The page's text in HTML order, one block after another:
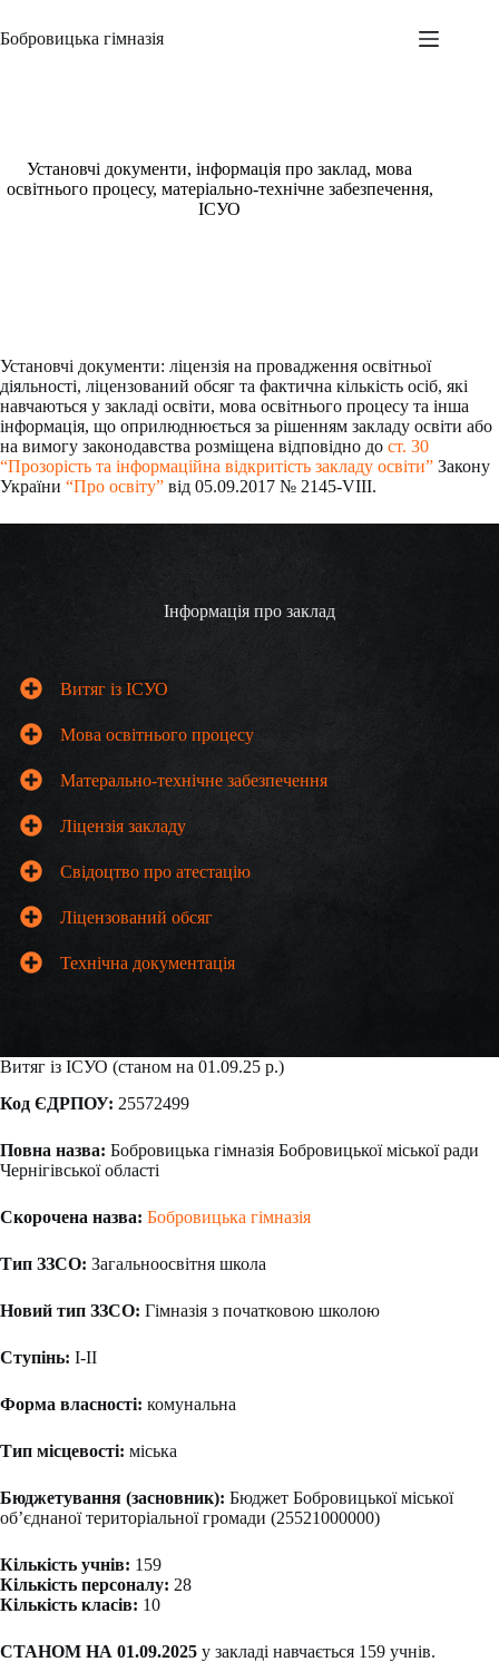
до
вмісту
Бобровицька гімназія
Установчі документи, інформація про заклад, мова
освітнього процесу, матеріально-технічне забезпечення,
ІСУО
Установчі документи: ліцензія на провадження освітньої
діяльності, ліцензований обсяг та фактична кількість осіб, які
навчаються у закладі освіти, мова освітнього процесу та інша
інформація, що оприлюднюється за рішенням закладу освіти або
на вимогу законодавства розміщена відповідно до ст. 30
“Прозорість та інформаційна відкритість закладу освіти” Закону
України “Про освіту” від 05.09.2017 № 2145-VIII.
Інформація про заклад
Витяг із ІСУО
Мова освітнього процесу
Матерально-технічне забезпечення
Ліцензія закладу
Свідоцтво про атестацію
Ліцензований обсяг
Технічна документація
Витяг із ІСУО (станом на 01.09.25 р.)
Код ЄДРПОУ: 25572499
Повна назва: Бобровицька гімназія Бобровицької міської ради
Чернігівської області
Скорочена назва: Бобровицька гімназія
Тип ЗЗСО: Загальноосвітня школа
Новий тип ЗЗСО: Гімназія з початковою школою
Ступiнь: I-II
Форма власності: комунальна
Тип місцевості: міська
Бюджетування (засновник): Бюджет Бобровицької міської
об’єднаної територіальної громади (25521000000)
Кількість учнів: 159
Кількість персоналу: 28
Кількість класів: 10
СТАНОМ НА 01.09.2025 у закладі навчається 159 учнів.